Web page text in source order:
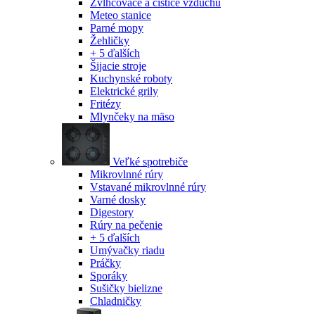
Zvlhčovače a čističe vzduchu
Meteo stanice
Parné mopy
Žehličky
+ 5 ďalších
Šijacie stroje
Kuchynské roboty
Elektrické grily
Fritézy
Mlynčeky na mäso
Veľké spotrebiče
Mikrovlnné rúry
Vstavané mikrovlnné rúry
Varné dosky
Digestory
Rúry na pečenie
+ 5 ďalších
Umývačky riadu
Práčky
Sporáky
Sušičky bielizne
Chladničky